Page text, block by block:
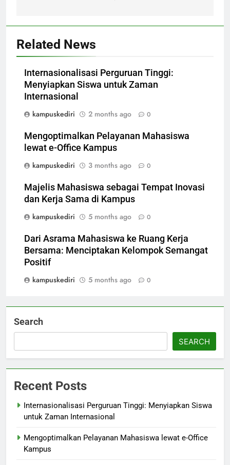
Related News
Internasionalisasi Perguruan Tinggi:
Menyiapkan Siswa untuk Zaman
Internasional
kampuskediri
2 months ago 0
Mengoptimalkan Pelayanan Mahasiswa
lewat e-Office Kampus
kampuskediri
3 months ago 0
Majelis Mahasiswa sebagai Tempat Inovasi
dan Kerja Sama di Kampus
kampuskediri
5 months ago 0
Dari Asrama Mahasiswa ke Ruang Kerja
Bersama: Menciptakan Kelompok Semangat
Positif
kampuskediri
5 months ago 0
Search
SEARCH
Recent Posts
Internasionalisasi Perguruan Tinggi: Menyiapkan Siswa
untuk Zaman Internasional
Mengoptimalkan Pelayanan Mahasiswa lewat e-Office
Kampus